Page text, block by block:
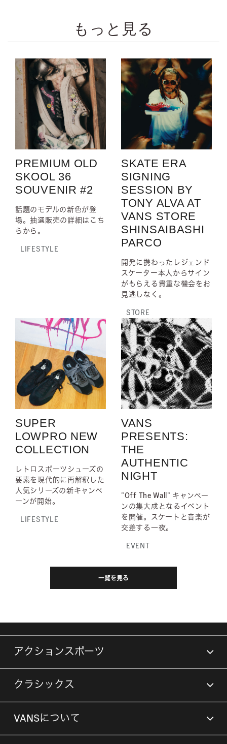
もっと見る
PREMIUM OLD
SKOOL 36
SOUVENIR #2
話題のモデルの新色が登
場。抽選販売の詳細はこち
らから。
LIFESTYLE
SKATE ERA
SIGNING
SESSION BY
TONY ALVA AT
VANS STORE
SHINSAIBASHI
PARCO
開発に携わったレジェンド
スケーター本人からサイン
がもらえる貴重な機会をお
見逃しなく。
STORE
SUPER
LOWPRO NEW
COLLECTION
レトロスポーツシューズの
要素を現代的に再解釈した
人気シリーズの新キャンペ
ーンが開始。
LIFESTYLE
VANS
PRESENTS:
THE
AUTHENTIC
NIGHT
"Off The Wall" キャンペー
ンの集大成となるイベント
を開催。スケートと音楽が
交差する一夜。
EVENT
一覧を見る
アクションスポーツ
クラシックス
VANSについて